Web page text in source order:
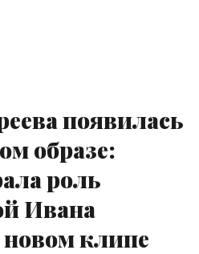
появилась
образе:
роль
Ивана
новом клипе